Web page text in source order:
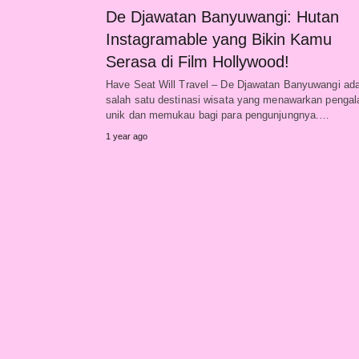
De Djawatan Banyuwangi: Hutan
Instagramable yang Bikin Kamu
Serasa di Film Hollywood!
Have Seat Will Travel – De Djawatan Banyuwangi
salah satu destinasi wisata yang menawarkan
unik dan memukau bagi para pengunjungnya.…
1 year ago